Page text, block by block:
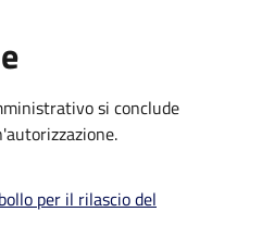
si conclude
per il rilascio del